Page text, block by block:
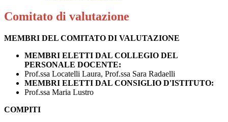
Comitato di valutazione
MEMBRI DEL COMITATO DI VALUTAZIONE
MEMBRI ELETTI DAL COLLEGIO DEL
PERSONALE DOCENTE:
Prof.ssa Locatelli Laura, Prof.ssa Sara Radaelli
MEMBRI ELETTI DAL CONSIGLIO D'ISTITUTO:
Prof.ssa Maria Lustro
COMPITI